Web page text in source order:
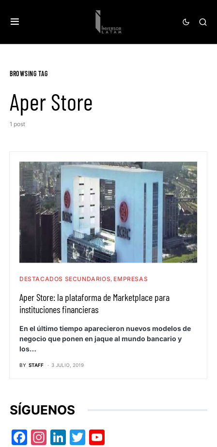
BROWSING TAG
Aper Store
1 post
DESTACADOS SECUNDARIOS EMPRESAS
Aper Store: la plataforma de Marketplace para
instituciones financieras
En el último tiempo aparecieron nuevos modelos de
negocio que ponen en jaque al mundo bancario y
los…
BY STAFF 3 JULIO, 2019
SÍGUENOS
Facebook
Instagram
LinkedIn
Twitter